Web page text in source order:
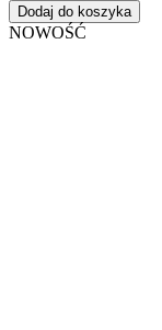
Dodaj do koszyka
NOWOŚĆ